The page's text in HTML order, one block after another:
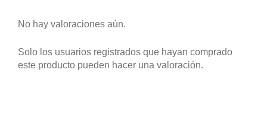
No hay valoraciones aún.
Solo los usuarios registrados que hayan comprado
este producto pueden hacer una valoración.